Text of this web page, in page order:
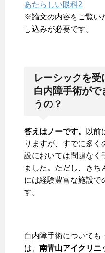
あたらしい眼科2
※論文の内容をご覧い
し込みが必要です。
レーシックを
白内障手術がで
うの？
答えはノーです。
以前
りますが、すでに多く
設においては問題なく
ました。ただし、きち
には経験豊富な施設で
す。
白内障手術についても
は、 南青山アイクリニ